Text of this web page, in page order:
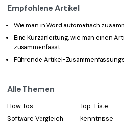
Empfohlene Artikel
Wie man in Word automatisch
Eine Kurzanleitung, wie man einen
zusammenfasst
Führende Artikel-
Alle Themen
How-Tos Top-Liste
Software Vergleich
Kenntnisse